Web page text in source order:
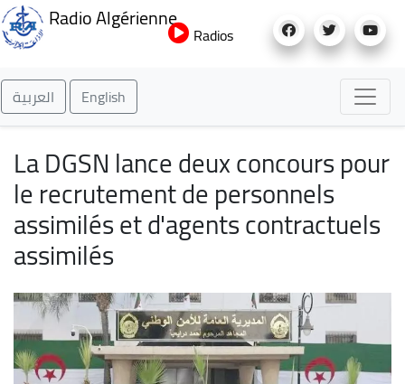
au
Radio Algérienne
Radios
العربية English
La DGSN lance deux concours pour
le recrutement de personnels
assimilés et d'agents contractuels
assimilés